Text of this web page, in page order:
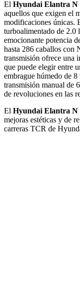
El Hyundai Elantra
aquellos que exigen el
modificaciones únicas.
turboalimentado de 2.0
emocionante potencia
hasta 286 caballos
transmisión ofrece una
que puede elegir entre
embrague húmedo de
transmisión manual de
de revoluciones en las
El Hyundai Elantra
mejoras estéticas y de
carreras TCR de